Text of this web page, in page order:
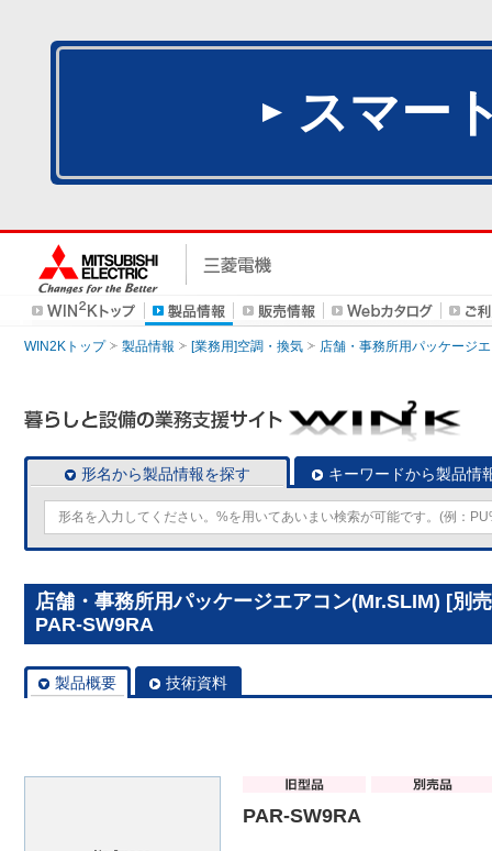
スマー
WIN2Kトップ 製品情報 [業務用]空調・換気 店舗・事務所用パッケージ
形名から製品情報を探す キーワードから製品情
店舗・事務所用パッケージエアコン(Mr.SLIM) [別
PAR-SW9RA
製品概要 技術資料
PAR-SW9RA